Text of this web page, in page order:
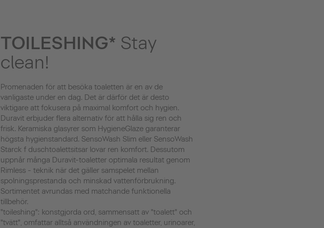
TOILESHING* Stay
clean!
Promenaden för att besöka toaletten är en av de
vanligaste under en dag. Det är därför det är desto
viktigare att fokusera på maximal komfort och hygien.
Duravit erbjuder flera alternativ för att hålla sig ren och
frisk. Keramiska glasyrer som HygieneGlaze garanterar
högsta hygienstandard. SensoWash Slim eller SensoWash
Starck f duschtoalettsitsar lovar ren komfort. Dessutom
uppnår många Duravit-toaletter optimala resultat genom
Rimless - teknik när det gäller samspelet mellan
spolningsprestanda och minskad vattenförbrukning.
Sortimentet avrundas med matchande funktionella
tillbehör.
"toileshing": konstgjorda ord, sammensatt av "toalett" och
"tvätt", omfattar alltså användningen av toaletter, urinoarer,